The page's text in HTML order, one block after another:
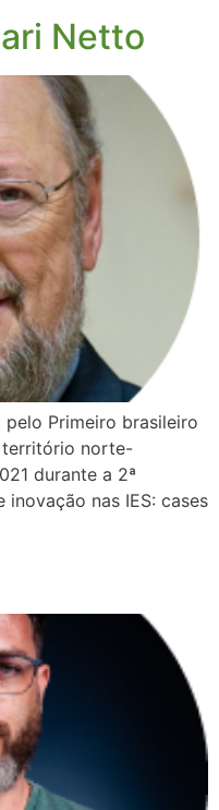
Netto
pelo Primeiro brasileiro
território norte-
durante a 2ª
inovação nas IES: cases